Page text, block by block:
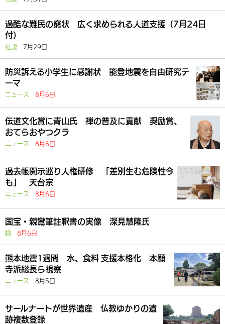
過酷な難民の窮状 広く求められる人道支援（7月24日
付）
社説 7月29日
防災訴える小学生に感謝状 能登地震を自由研究テ
ーマ
ニュース 8月6日
伝道文化賞に青山氏 禅の普及に貢献 奨励賞、
おてらおやつクラ
ニュース 8月6日
過去帳開示巡り人権研修 「差別生む危険性今
も」 天台宗
ニュース 8月6日
国宝・親鸞筆註釈書の実像 深見慧隆氏
論 8月6日
熊本地震1週間 水、食料 支援本格化 本願
寺派総長ら視察
ニュース 8月5日
サールナートが世界遺産 仏教ゆかりの遺
跡複数登録